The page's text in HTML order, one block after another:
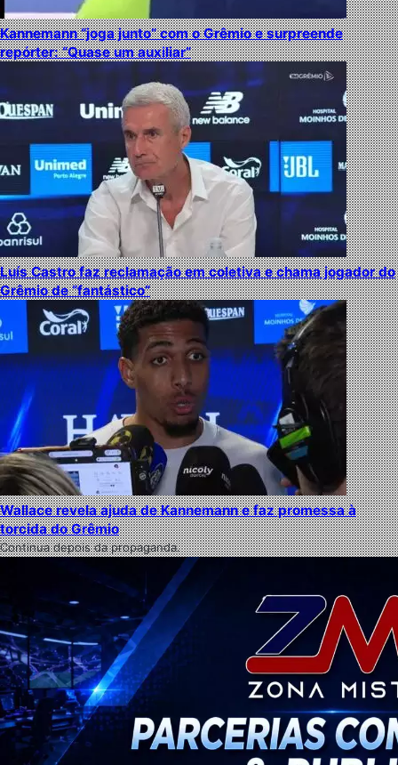
Kannemann “joga junto” com o Grêmio e surpreende
repórter: “Quase um auxiliar”
Luís Castro faz reclamação em coletiva e chama jogador do
Grêmio de “fantástico”
Wallace revela ajuda de Kannemann e faz promessa à
torcida do Grêmio
Continua depois da propaganda.